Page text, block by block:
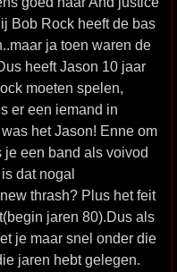
Bob Rock heeft de bas
ja toen waren de
heeft Jason 10 jaar
moeten spelen,
er een iemand in
het Jason! Enne om
je een band als voivod
dat nogal
thrash? Plus het feit
jaren 80).Dus als
je maar snel onder die
jaren hebt gelegen.